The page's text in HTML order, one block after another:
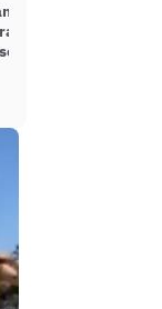
chega em
a final da
de nossos sonhos’